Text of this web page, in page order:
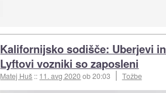
Kalifornijsko sodišče: Uberjevi in
Lyftovi vozniki so zaposleni
Matej Huš :: 11. avg 2020ob 20:03 Tožbe